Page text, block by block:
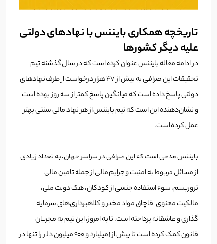
تاریخچه همکاری بایننس با نهادهای دولتی
علیه دیگر کشورها
در ادامه مقاله بایننس عنوان کرده است که در سال گذشته تیم
تحقیقات این صرافی به بیش از 47 هزار درخواست از طرف نهادهای
دولتی پاسخ داده است که میانگین پاسخ کمتر از سه روز بوده است
و نشان‌دهنده این است که تیم بایننس از هر نهاد مالی سنتی بهتر
عمل کرده است.
بایننس مدعی است که این صرافی در سراسر جهان، به تعداد زیادی
از مسائل مربوط به امنیت و جرایم مالی از جمله تامین مالی
تروریسم، سوء استفاده جنسی از کودکان، هک دولت ملی،
مالکیت معنوی، قاچاق مواد مخدر و کلاهبرداری‌های سرمایه
گذاری و عاشقانه پرداخته است. تا به امروز، این تیم به مجریان
قانون کمک کرده است تا بیش از 1 میلیارد و 900 میلیون دلار را تنها در